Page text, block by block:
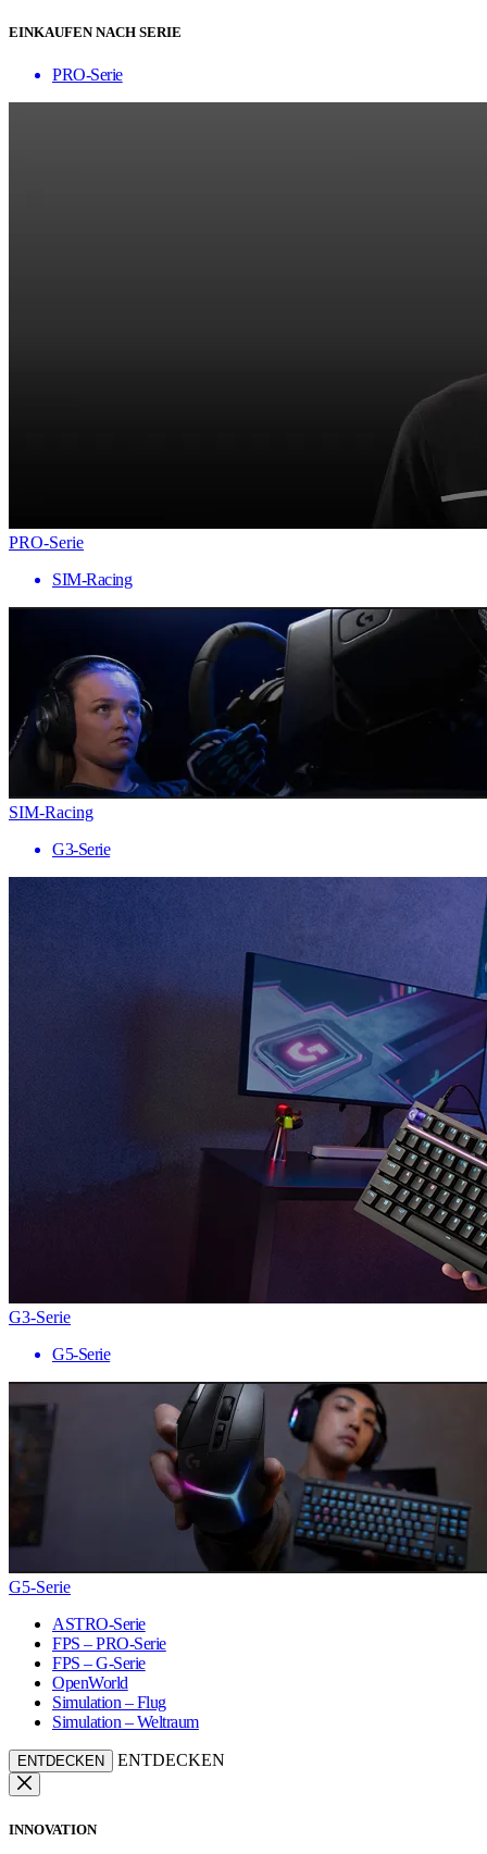
EINKAUFEN NACH SERIE
PRO-Serie
PRO-Serie
SIM-Racing
SIM-Racing
G3-Serie
G3-Serie
G5-Serie
G5-Serie
ASTRO-Serie
FPS – PRO-Serie
FPS – G-Serie
OpenWorld
Simulation – Flug
Simulation – Weltraum
ENTDECKEN ENTDECKEN
INNOVATION